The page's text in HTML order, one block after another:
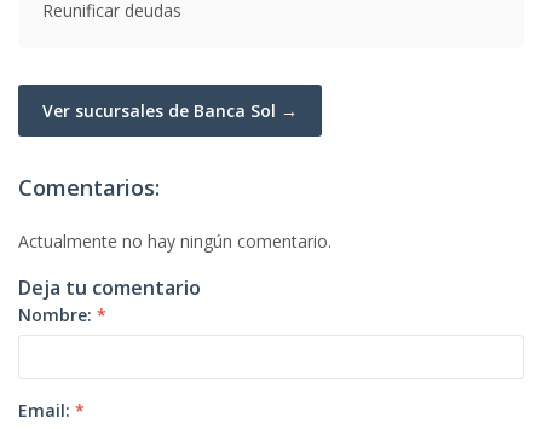
Reunificar deudas
Ver sucursales de Banca Sol →
Comentarios:
Actualmente no hay ningún comentario.
Deja tu comentario
Nombre: *
Email: *